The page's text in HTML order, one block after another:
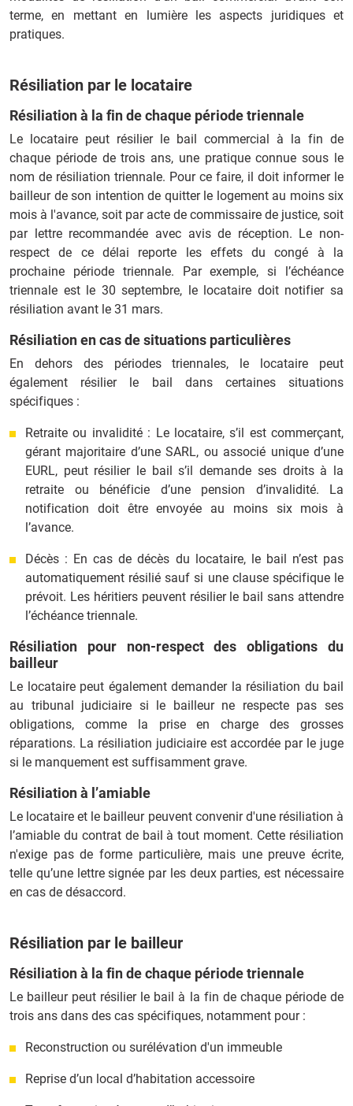
terme, en mettant en lumière les aspects juridiques et
pratiques.
Résiliation par le locataire
Résiliation à la fin de chaque période triennale
Le locataire peut résilier le bail commercial à la fin de
chaque période de trois ans, une pratique connue sous le
nom de résiliation triennale. Pour ce faire, il doit informer le
bailleur de son intention de quitter le logement au moins six
mois à l'avance, soit par acte de commissaire de justice, soit
par lettre recommandée avec avis de réception. Le non-
respect de ce délai reporte les effets du congé à la
prochaine période triennale. Par exemple, si l’échéance
triennale est le 30 septembre, le locataire doit notifier sa
résiliation avant le 31 mars.
Résiliation en cas de situations particulières
En dehors des périodes triennales, le locataire peut
également résilier le bail dans certaines situations
spécifiques :
Retraite ou invalidité : Le locataire, s’il est commerçant,
gérant majoritaire d’une SARL, ou associé unique d’une
EURL, peut résilier le bail s’il demande ses droits à la
retraite ou bénéficie d’une pension d’invalidité. La
notification doit être envoyée au moins six mois à
l’avance.
Décès : En cas de décès du locataire, le bail n’est pas
automatiquement résilié sauf si une clause spécifique le
prévoit. Les héritiers peuvent résilier le bail sans attendre
l’échéance triennale.
Résiliation pour non-respect des obligations du
bailleur
Le locataire peut également demander la résiliation du bail
au tribunal judiciaire si le bailleur ne respecte pas ses
obligations, comme la prise en charge des grosses
réparations. La résiliation judiciaire est accordée par le juge
si le manquement est suffisamment grave.
Résiliation à l’amiable
Le locataire et le bailleur peuvent convenir d'une résiliation à
l’amiable du contrat de bail à tout moment. Cette résiliation
n'exige pas de forme particulière, mais une preuve écrite,
telle qu’une lettre signée par les deux parties, est nécessaire
en cas de désaccord.
Résiliation par le bailleur
Résiliation à la fin de chaque période triennale
Le bailleur peut résilier le bail à la fin de chaque période de
trois ans dans des cas spécifiques, notamment pour :
Reconstruction ou surélévation d'un immeuble
Reprise d’un local d’habitation accessoire